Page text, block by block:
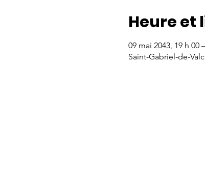
Heure et
09 mai 2043, 19 h 00
Saint-Gabriel-de-